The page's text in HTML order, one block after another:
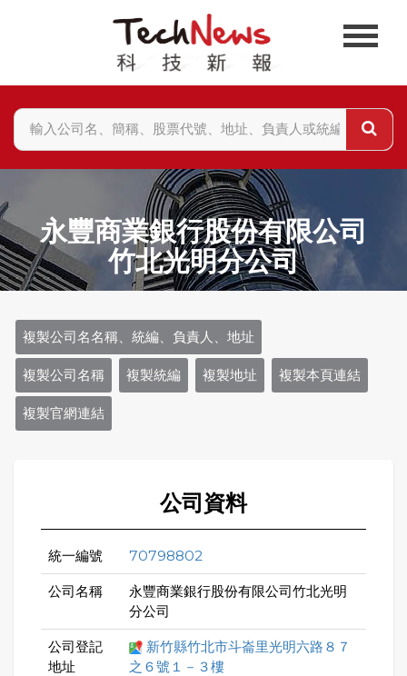
永豐商業銀行股份有限公司
竹北光明分公司
複製公司名名稱、統編、負責人、地址
複製公司名稱 複製統編 複製地址 複製本頁連結
複製官網連結
公司資料
統一編號 70798802
公司名稱
永豐商業銀行股份有限公司竹北光明
分公司
公司登記
地址
新竹縣竹北市斗崙里光明六路８７
之６號１－３樓